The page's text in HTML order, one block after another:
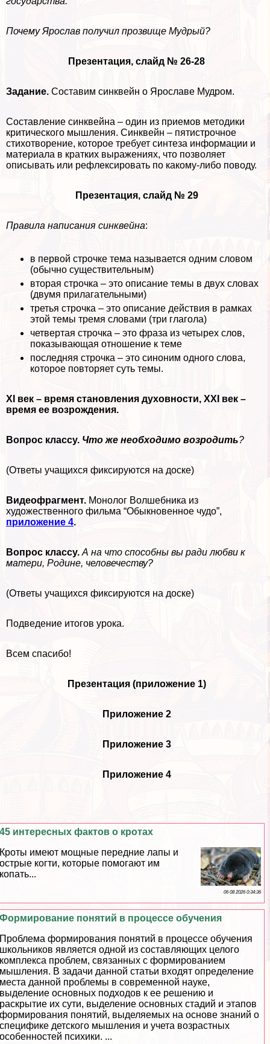
Почему Ярослав получил прозвище Мудрый?
Презентация, слайд № 26-28
Задание. Составим синквейн о Ярославе Мудром.
Составление синквейна – один из приемов методики
критического мышления. Синквейн – пятистрочное
стихотворение, которое требует синтеза информации и
материала в кратких выражениях, что позволяет
описывать или рефлексировать по какому-либо поводу.
Презентация, слайд № 29
Правила написания синквейна:
в первой строчке тема называется одним словом
(обычно существительным)
вторая строчка – это описание темы в двух словах
(двумя прилагательными)
третья строчка – это описание действия в рамках
этой темы тремя словами (три глагола)
четвертая строчка – это фраза из четырех слов,
показывающая отношение к теме
последняя строчка – это синоним одного слова,
которое повторяет суть темы.
XI век – время становления духовности, XXI век –
время ее возрождения.
Вопрос классу. Что же необходимо возродить?
(Ответы учащихся фиксируются на доске)
Видеофрагмент. Монолог Волшебника из
художественного фильма “Обыкновенное чудо”,
приложение 4.
Вопрос классу. А на что способны вы ради любви к
матери, Родине, человечеству?
(Ответы учащихся фиксируются на доске)
Подведение итогов урока.
Всем спасибо!
Презентация (приложение 1)
Приложение 2
Приложение 3
Приложение 4
45 интересных фактов о кротах
Кроты имеют мощные передние лапы и
острые когти, которые помогают им
копать...
06 08 2026 0:34:36
Формирование понятий в процессе обучения
Проблема формирования понятий в процессе обучения
школьников является одной из составляющих целого
комплекса проблем, связанных с формированием
мышления. В задачи данной статьи входят определение
места данной проблемы в современной науке,
выделение основных подходов к ее решению и
раскрытие их сути, выделение основных стадий и этапов
формирования понятий, выделяемых на основе знаний о
специфике детского мышления и учета возрастных
особенностей психики. ...